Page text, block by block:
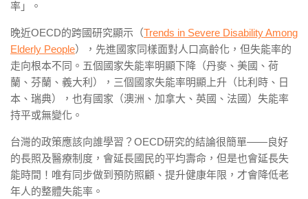
率」。
晚近OECD的跨國研究顯示（Trends in Severe Disability Among
Elderly People），先進國家同樣面對人口高齡化，但失能率的
走向根本不同。五個國家失能率明顯下降（丹麥、美國、荷
蘭、芬蘭、義大利），三個國家失能率明顯上升（比利時、日
本、瑞典），也有國家（澳洲、加拿大、英國、法國）失能率
持平或無變化。
台灣的政策應該向誰學習？OECD研究的結論很簡單——良好
的長照及醫療制度，會延長國民的平均壽命，但是也會延長失
能時間！唯有同步做到預防照顧、提升健康年限，才會降低老
年人的整體失能率。